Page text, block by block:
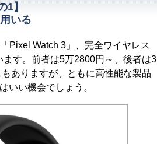
1】
いる
Pixel Watch 3」、完全ワイヤレス
す。前者は5万2800円～、後者は3
ありますが、ともに高性能な製品
いい機会でしょう。